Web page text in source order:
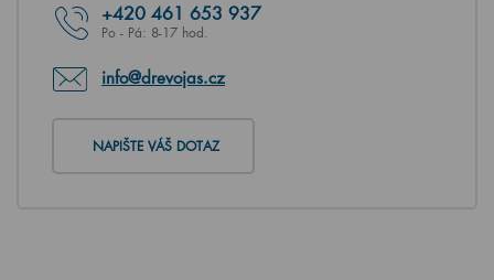
+420 461 653 937
Po - Pá: 8-17 hod.
info@drevojas.cz
NAPIŠTE VÁŠ DOTAZ